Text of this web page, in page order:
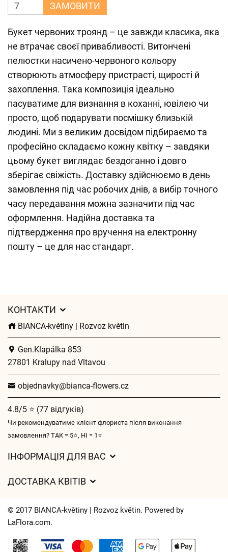
ЗАМОВИТИ
Букет червоних троянд – це завжди класика, яка
не втрачає своєї привабливості. Витончені
пелюстки насичено-червоного кольору
створюють атмосферу пристрасті, щирості й
захоплення. Така композиція ідеально
пасуватиме для визнання в коханні, ювілею чи
просто, щоб подарувати посмішку близькій
людині. Ми з великим досвідом підбираємо та
професійно складаємо кожну квітку – завдяки
цьому букет виглядає бездоганно і довго
зберігає свіжість. Доставку здійснюємо в день
замовлення під час робочих днів, а вибір точного
часу передавання можна зазначити під час
оформлення. Надійна доставка та
підтвердження про вручення на електронну
пошту – це для нас стандарт.
КОНТАКТИ
BIANCA-květiny | Rozvoz květin
Gen.Klapálka 853
27801 Kralupy nad Vltavou
objednavky@bianca-flowers.cz
4.8/5 ⭐ (77 відгуків)
Чи рекомендуватиме клієнт флориста після виконання
замовлення? ТАК = 5⭐, НІ = 1⭐
ІНФОРМАЦІЯ ДЛЯ ВАС
Захист персональних даних
Час доставки квітів – огляд можливостей
ДОСТАВКА КВІТІВ
Куди ми доставляємо квіти
Контакти
© 2017 BIANCA-květiny | Rozvoz květin. Powered by
LaFlora.com.